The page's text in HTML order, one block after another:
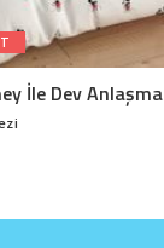
İle Dev Anlaşma